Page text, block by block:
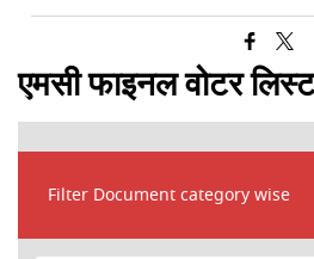
एमसी फाइनल वोटर
Filter Document category wise